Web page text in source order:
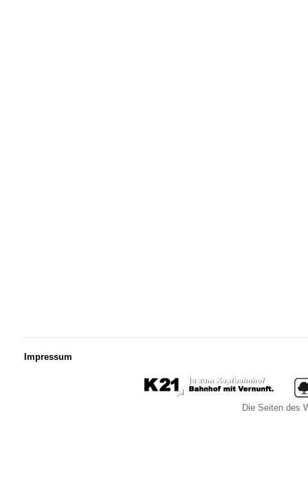
Impressum
Die Seiten des